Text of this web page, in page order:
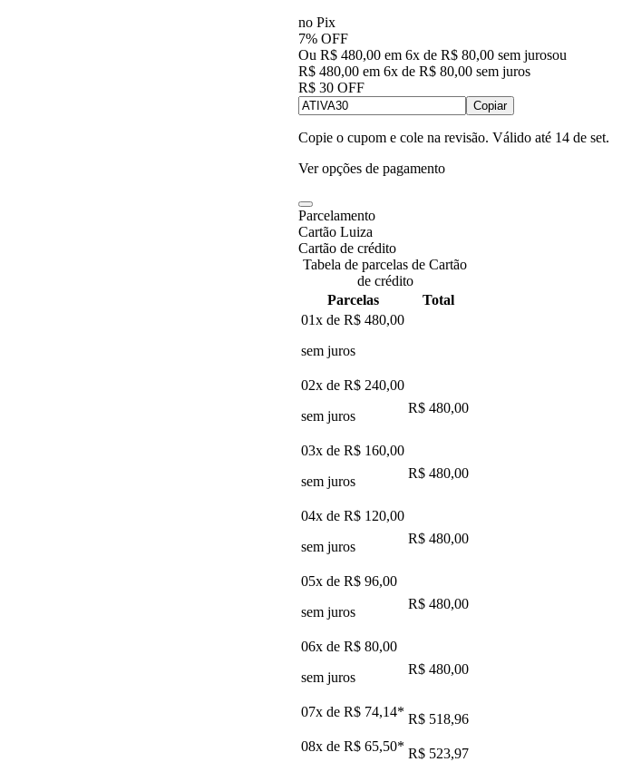
no Pix
7% OFF
Ou R$ 480,00 em 6x de R$ 80,00 sem jurosou
R$ 480,00 em 6x de R$ 80,00 sem juros
R$ 30 OFF
Copiar
Copie o cupom e cole na revisão. Válido até 14 de set.
Ver opções de pagamento
Parcelamento
Cartão Luiza
Cartão de crédito
Tabela de parcelas de Cartão
de crédito
Parcelas
Total
01x de R$ 480,00
sem juros
02x de R$ 240,00
sem juros
R$ 480,00
03x de R$ 160,00
sem juros
R$ 480,00
04x de R$ 120,00
sem juros
R$ 480,00
05x de R$ 96,00
sem juros
R$ 480,00
06x de R$ 80,00
sem juros
R$ 480,00
07x de R$ 74,14* R$ 518,96
08x de R$ 65,50* R$ 523,97